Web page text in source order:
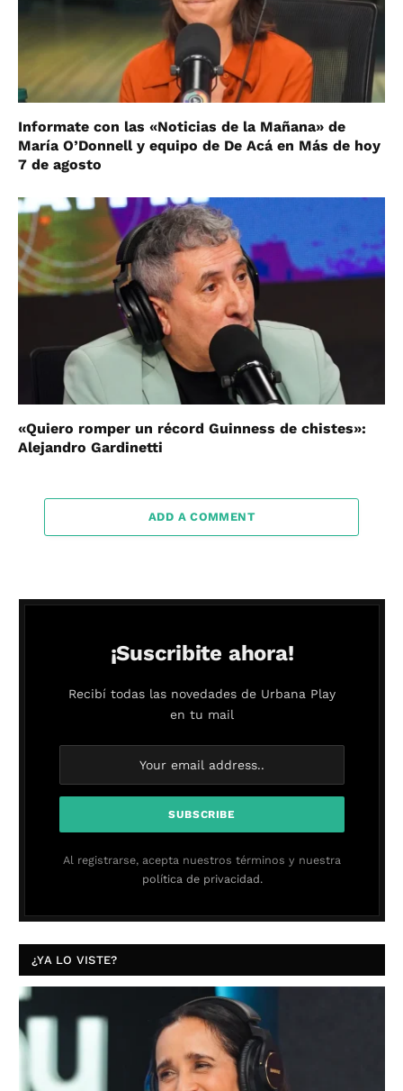
Informate con las «Noticias de la Mañana» de
María O’Donnell y equipo de De Acá en Más de hoy
7 de agosto
«Quiero romper un récord Guinness de chistes»:
Alejandro Gardinetti
ADD A COMMENT
¡Suscribite ahora!
Recibí todas las novedades de Urbana Play
en tu mail
Al registrarse, acepta nuestros términos y nuestra
política de privacidad.
¿YA LO VISTE?